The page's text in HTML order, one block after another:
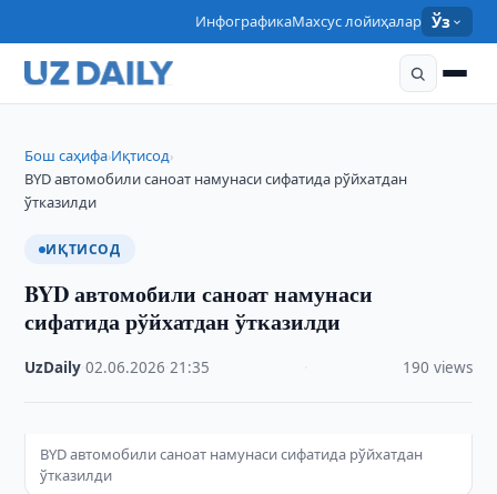
ИнфографикаМахсус лойиҳалар Ўз
Бош саҳифа›Иқтисод›
BYD автомобили саноат намунаси сифатида рўйхатдан
ўтказилди
ИҚТИСОД
BYD автомобили саноат намунаси
сифатида рўйхатдан ўтказилди
UzDaily ·02.06.2026 ·21:35 190 views
BYD автомобили саноат намунаси сифатида рўйхатдан
ўтказилди